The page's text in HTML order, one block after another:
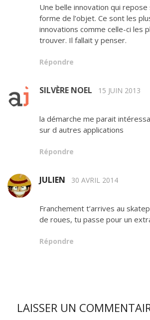
Une belle innovation qui
forme de l’objet. Ce sont les
innovations comme celle-ci les
trouver. Il fallait y penser.
Répondre
SILVÈRE NOEL 15 JUIN 2013
la démarche me parait
sur d autres applications
Répondre
JULIEN 30 AVRIL 2014
Franchement t’arrives au
de roues, tu passe pour un
Répondre
LAISSER UN